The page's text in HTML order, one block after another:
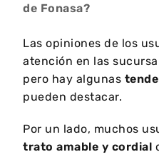
de Fonasa?
Las opiniones de los
atención en las
pero hay algunas
pueden destacar.
Por un lado, muchos
trato amable y cordial